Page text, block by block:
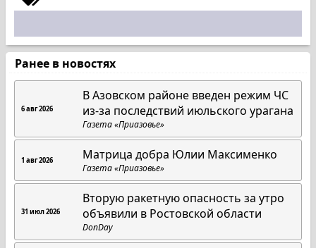
Ранее в новостях
6 авг 2026
В Азовском районе введен режим ЧС
из-за последствий июльского урагана
Газета «Приазовье»
1 авг 2026 Матрица добра Юлии Максименко
Газета «Приазовье»
31 июл 2026
Вторую ракетную опасность за утро
объявили в Ростовской области
DonDay